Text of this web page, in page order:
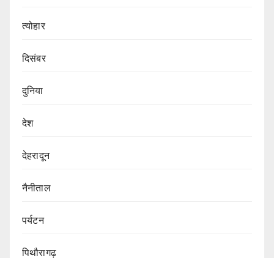
त्योहार
दिसंबर
दुनिया
देश
देहरादून
नैनीताल
पर्यटन
पिथौरागढ़